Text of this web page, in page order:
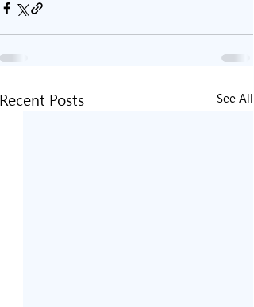
Recent Posts See All